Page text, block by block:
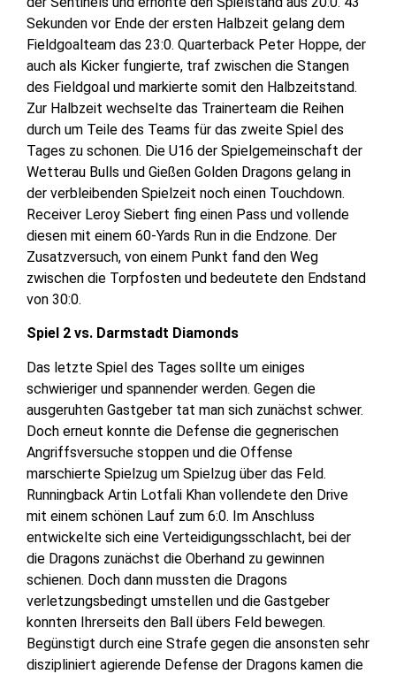
Sekunden vor Ende der ersten Halbzeit gelang dem
Fieldgoalteam das 23:0. Quarterback Peter Hoppe, der
auch als Kicker fungierte, traf zwischen die Stangen
des Fieldgoal und markierte somit den Halbzeitstand.
Zur Halbzeit wechselte das Trainerteam die Reihen
durch um Teile des Teams für das zweite Spiel des
Tages zu schonen. Die U16 der Spielgemeinschaft der
Wetterau Bulls und Gießen Golden Dragons gelang in
der verbleibenden Spielzeit noch einen Touchdown.
Receiver Leroy Siebert fing einen Pass und vollende
diesen mit einem 60-Yards Run in die Endzone. Der
Zusatzversuch, von einem Punkt fand den Weg
zwischen die Torpfosten und bedeutete den Endstand
von 30:0.
Spiel 2 vs. Darmstadt Diamonds
Das letzte Spiel des Tages sollte um einiges
schwieriger und spannender werden. Gegen die
ausgeruhten Gastgeber tat man sich zunächst schwer.
Doch erneut konnte die Defense die gegnerischen
Angriffsversuche stoppen und die Offense
marschierte Spielzug um Spielzug über das Feld.
Runningback Artin Lotfali Khan vollendete den Drive
mit einem schönen Lauf zum 6:0. Im Anschluss
entwickelte sich eine Verteidigungsschlacht, bei der
die Dragons zunächst die Oberhand zu gewinnen
schienen. Doch dann mussten die Dragons
verletzungsbedingt umstellen und die Gastgeber
konnten Ihrerseits den Ball übers Feld bewegen.
Begünstigt durch eine Strafe gegen die ansonsten sehr
diszipliniert agierende Defense der Dragons kamen die